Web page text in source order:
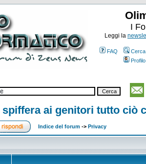
I
Leggi la
FAQ
Cerca
Profilo
spiffera ai genitori tutto ciò
Indice del forum -> Privacy